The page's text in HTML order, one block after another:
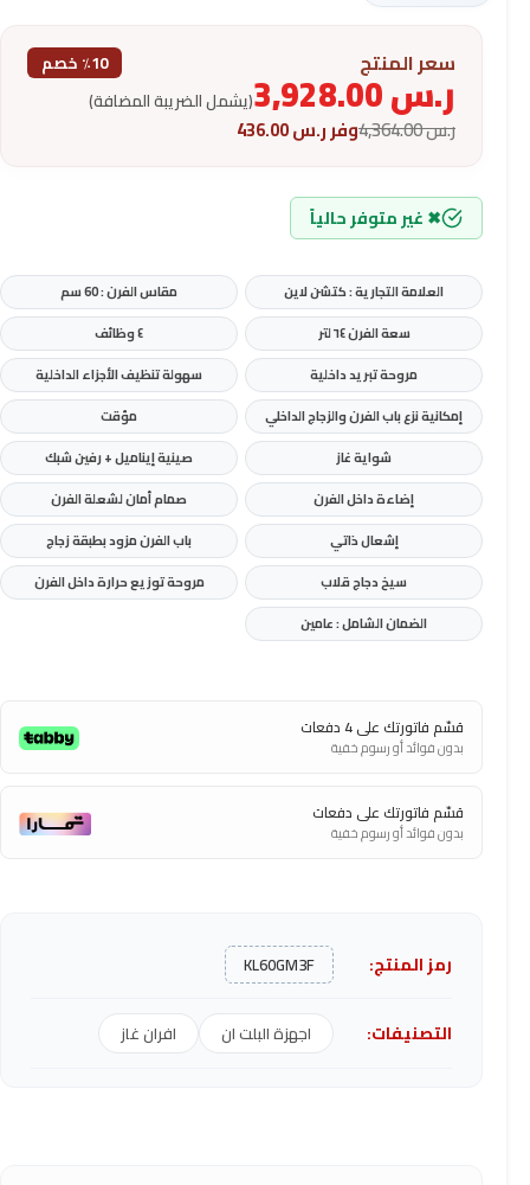
سعر المنتج ٪10 خصم
ر.س (يشمل الضريبة المضافة)
ر.س4,364.00 وفرر.س
✖ غير متوفر حالياً
العلامة التجارية : كتشن لاين
مقاس الفرن : 60 سم
سعة الفرن ٦٤ لتر
٤ وظائف
مروحة تبريد داخلية
سهولة تنظيف الأجزاء الداخلية
إمكانية نزع باب الفرن والزجاج الداخلي
مؤقت
شواية غاز
صينية إيناميل + رفين شبك
إضاءة داخل الفرن
صمام أمان لشعلة الفرن
إشعال ذاتي
باب الفرن مزود بطبقة زجاج
سيخ دجاج قلاب
مروحة توزيع حرارة داخل الفرن
الضمان الشامل : عامين
قسّم فاتورتك على 4 دفعات
بدون فوائد أو رسوم خفية
قسّم فاتورتك على دفعات
بدون فوائد أو رسوم خفية
رمز المنتج: KL60GM3F
التصنيفات: اجهزة البلت ان افران غاز